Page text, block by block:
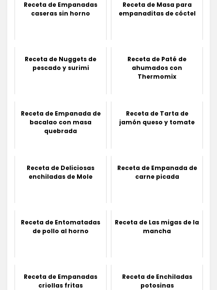
Receta de Empanadas
caseras sin horno
Receta de Masa para
empanaditas de cóctel
Receta de Nuggets de
pescado y surimi
Receta de Paté de
ahumados con
Thermomix
Receta de Empanada de
bacalao con masa
quebrada
Receta de Tarta de
jamón queso y tomate
Receta de Deliciosas
enchiladas de Mole
Receta de Empanada de
carne picada
Receta de Entomatadas
de pollo al horno
Receta de Las migas de la
mancha
Receta de Empanadas
criollas fritas
Receta de Enchiladas
potosinas